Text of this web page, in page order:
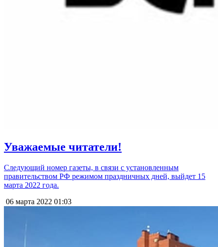
Уважаемые читатели!
Следующий номер газеты, в связи с установленным
правительством РФ режимом праздничных дней, выйдет 15
марта 2022 года.
06 марта 2022 01:03